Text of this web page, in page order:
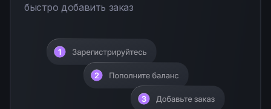
быстро добавить заказ